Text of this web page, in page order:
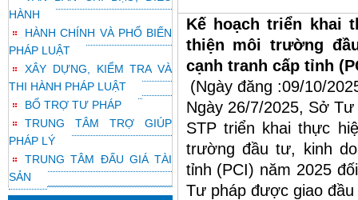
HÀNH
HÀNH CHÍNH VÀ PHỔ BIẾN
PHÁP LUẬT
XÂY DỰNG, KIỂM TRA VÀ
THI HÀNH PHÁP LUẬT
BỔ TRỢ TƯ PHÁP
TRUNG TÂM TRỢ GIÚP
PHÁP LÝ
TRUNG TÂM ĐẤU GIÁ TÀI
SẢN
Kế hoạch triển khai
thiện môi trường
cạnh tranh cấp tỉnh
(Ngày đăng :09/10/
Ngày 26/7/2025, Sở
STP triển khai thực
trường đầu tư, kinh
tỉnh (PCI) năm 2025
Tư pháp được giao